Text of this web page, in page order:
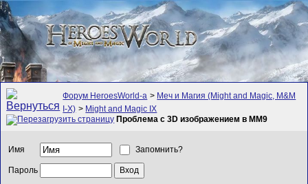
Форум HeroesWorld-а > Меч и Магия (Might and Magic, M&M
I-X) > Might and Magic IX
Проблема с 3D изображением в MM9
Имя Запомнить?
Пароль